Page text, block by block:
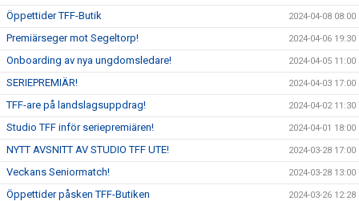
Öppettider TFF-Butik 2024-04-08 08:00
Premiärseger mot Segeltorp! 2024-04-06 19:30
Onboarding av nya ungdomsledare! 2024-04-05 11:00
SERIEPREMIÄR! 2024-04-03 17:00
TFF-are på landslagsuppdrag! 2024-04-02 11:30
Studio TFF inför seriepremiären! 2024-04-01 18:00
NYTT AVSNITT AV STUDIO TFF UTE! 2024-03-28 17:00
Veckans Seniormatch! 2024-03-28 13:00
Öppettider påsken TFF-Butiken 2024-03-26 12:28